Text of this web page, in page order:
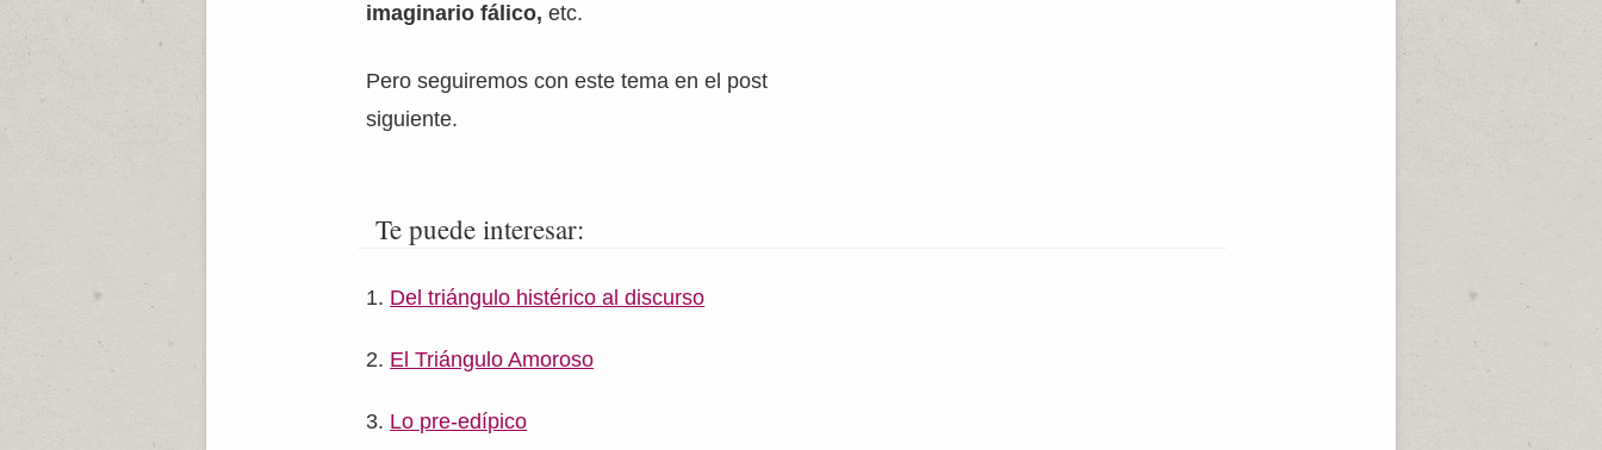
imaginario fálico,etc.
Pero seguiremos con este tema en el post
siguiente.
Te puede interesar:
Del triángulo histérico al discurso
El Triángulo Amoroso
Lo pre-edípico